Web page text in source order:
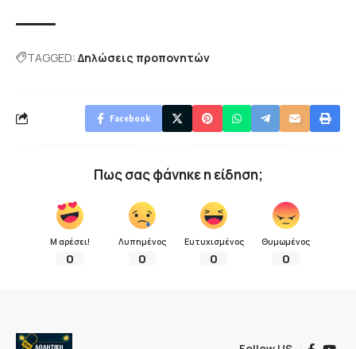
TAGGED: Δηλώσεις προπονητών
Facebook
Πως σας φάνηκε η είδηση;
Μ αρέσει!
0
Λυπημένος
0
Ευτυχισμένος
0
Θυμωμένος
0